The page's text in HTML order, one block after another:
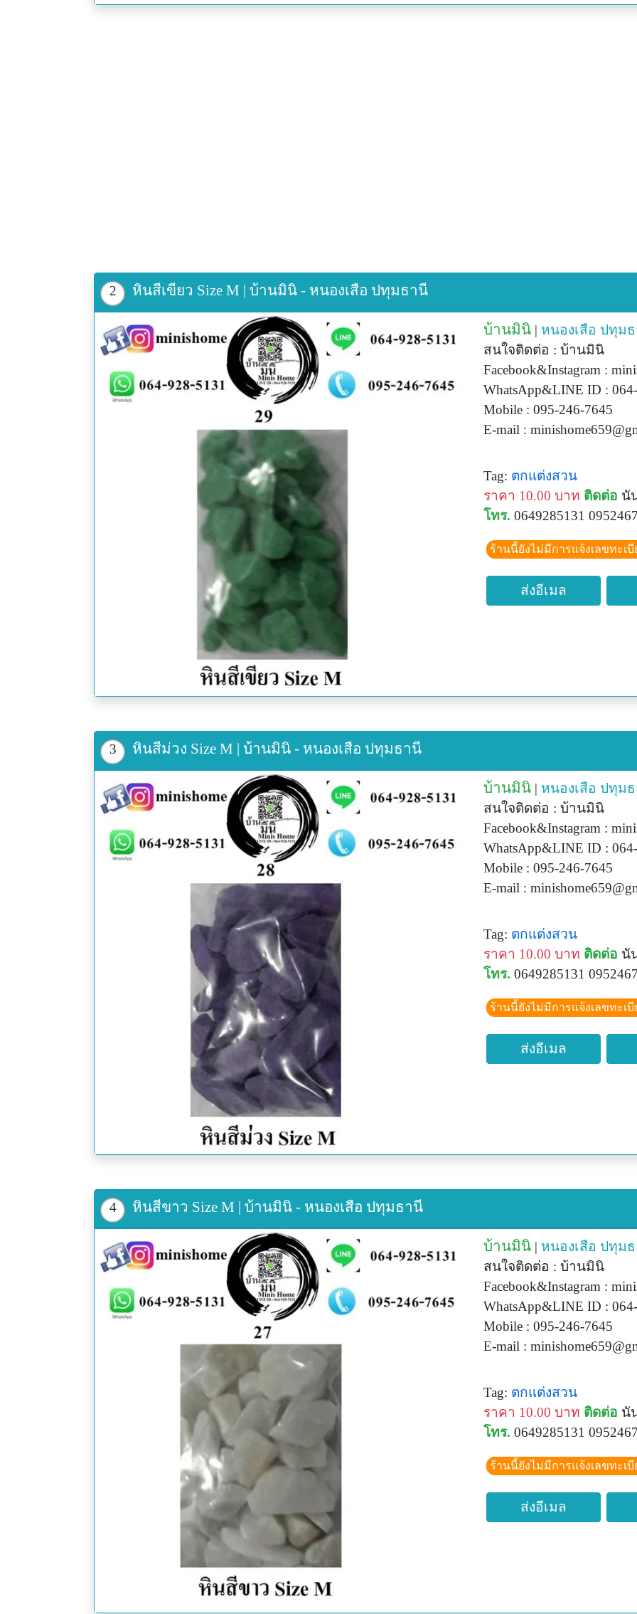
2 หินสีเขียว Size M | บ้านมินิ - หนองเสือ ปทุมธานี
บ้านมินิ | หนองเสือ ปทุม
สนใจติดต่อ : บ้านมินิ
Facebook&Instagram :
WhatsApp&LINE ID :
Mobile : 095-246-7645
E-mail :
Tag: ตกแต่งสวน
ราคา 10.00 บาท ติดต่อ นั
โทร. 0649285131
ร้านนี้ยังไม่มีการแจ้งเลขทะเ
ส่งอีเมล
3 หินสีม่วง Size M | บ้านมินิ - หนองเสือ ปทุมธานี
บ้านมินิ | หนองเสือ ปทุม
สนใจติดต่อ : บ้านมินิ
Facebook&Instagram :
WhatsApp&LINE ID :
Mobile : 095-246-7645
E-mail :
Tag: ตกแต่งสวน
ราคา 10.00 บาท ติดต่อ นั
โทร. 0649285131
ร้านนี้ยังไม่มีการแจ้งเลขทะเ
ส่งอีเมล
4 หินสีขาว Size M | บ้านมินิ - หนองเสือ ปทุมธานี
บ้านมินิ | หนองเสือ ปทุม
สนใจติดต่อ : บ้านมินิ
Facebook&Instagram :
WhatsApp&LINE ID :
Mobile : 095-246-7645
E-mail :
Tag: ตกแต่งสวน
ราคา 10.00 บาท ติดต่อ นั
โทร. 0649285131
ร้านนี้ยังไม่มีการแจ้งเลขทะเ
ส่งอีเมล